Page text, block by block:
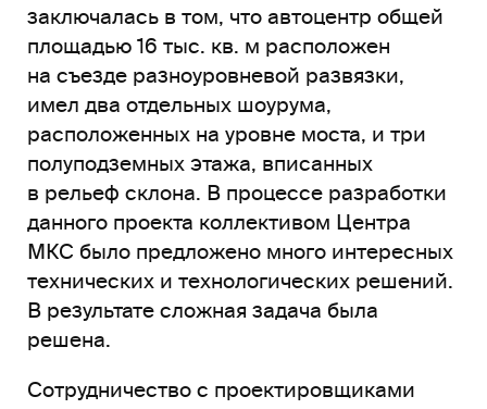
заключалась в том, что автоцентр общей
площадью 16 тыс. кв. м расположен
на съезде разноуровневой развязки,
имел два отдельных шоурума,
расположенных на уровне моста, и три
полуподземных этажа, вписанных
в рельеф склона. В процессе разработки
данного проекта коллективом Центра
МКС было предложено много интересных
технических и технологических решений.
В результате сложная задача была
решена.
Сотрудничество с проектировщиками